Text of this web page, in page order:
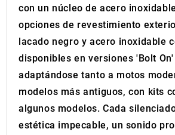
con un núcleo de acero
opciones de revestimiento
lacado negro y acero inoxidable
disponibles en versiones 'Bolt On'
adaptándose tanto a motos
modelos más antiguos, con kits
algunos modelos. Cada
estética impecable, un sonido